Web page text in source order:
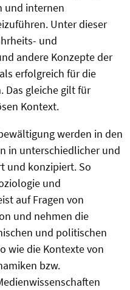
und internen
Unter dieser
und
andere Konzepte der
erfolgreich für die
Das gleiche gilt für
Kontext.
werden in den
in unterschiedlicher und
und konzipiert. So
und
auf Fragen von
und nehmen die
und politischen
wie die Kontexte von
bzw.